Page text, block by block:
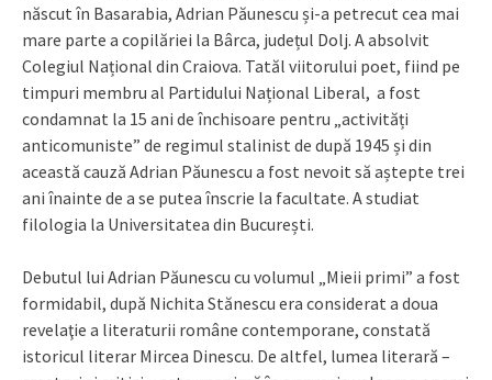
născut în Basarabia, Adrian Păunescu și-a petrecut cea mai
mare parte a copilăriei la Bârca, județul Dolj. A absolvit
Colegiul Național din Craiova. Tatăl viitorului poet, fiind pe
timpuri membru al Partidului Național Liberal, a fost
condamnat la 15 ani de închisoare pentru „activități
anticomuniste” de regimul stalinist de după 1945 și din
această cauză Adrian Păunescu a fost nevoit să aștepte trei
ani înainte de a se putea înscrie la facultate. A studiat
filologia la Universitatea din București.
Debutul lui Adrian Păunescu cu volumul „Mieii primi” a fost
formidabil, după Nichita Stănescu era considerat a doua
revelaţie a literaturii române contemporane, constată
istoricul literar Mircea Dinescu. De altfel, lumea literară –